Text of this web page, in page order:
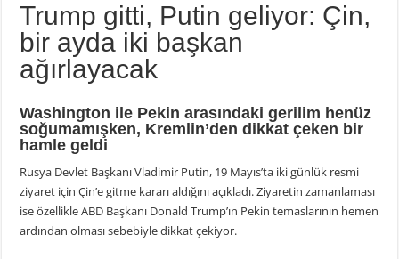
Trump gitti, Putin geliyor: Çin,
bir ayda iki başkan
ağırlayacak
Washington ile Pekin arasındaki gerilim henüz
soğumamışken, Kremlin’den dikkat çeken bir
hamle geldi
Rusya Devlet Başkanı Vladimir Putin, 19 Mayıs’ta iki günlük resmi
ziyaret için Çin’e gitme kararı aldığını açıkladı. Ziyaretin zamanlaması
ise özellikle ABD Başkanı Donald Trump’ın Pekin temaslarının hemen
ardından olması sebebiyle dikkat çekiyor.